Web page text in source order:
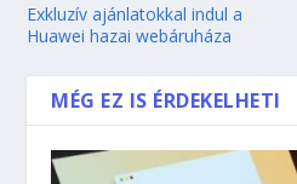
Exkluzív ajánlatokkal indul a
Huawei hazai webáruháza
MÉG EZ IS ÉRDEKELHETI